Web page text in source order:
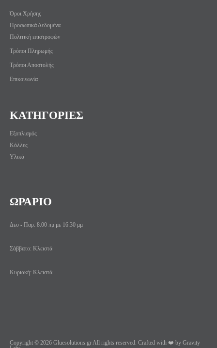
Όροι Χρήσης
Προσωπικά Δεδομένα
Πολιτική επιστροφών
Τρόποι Πληρωμής
Τρόποι Αποστολής
Επικοινωνία
ΚΑΤΗΓΟΡΙΕΣ
Εξοπλισμός
Κόλλες
Υλικά
ΩΡΑΡΙΟ
Δευ - Παρ: 8:00 πμ με 16:30 μμ
Σάββατο: Κλειστά
Κυριακή: Κλειστά
Copyright © 2026 Gluesolutions.gr All rights reserved. Crafted with ❤️ by Gravity